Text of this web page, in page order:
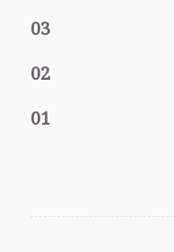
03
02
01